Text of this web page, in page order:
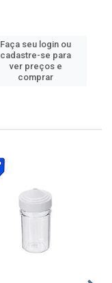
Faça seu login ou
cadastre-se para
ver preços e
comprar